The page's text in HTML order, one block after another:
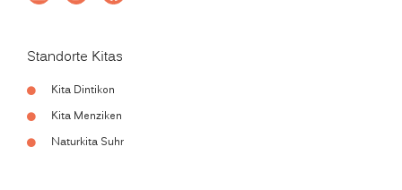
Standorte Kitas
Kita Dintikon
Kita Menziken
Naturkita Suhr